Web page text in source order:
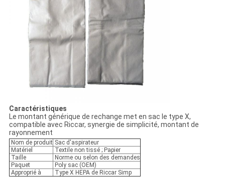
Caractéristiques
Le montant générique de rechange met en sac le type X,
compatible avec Riccar, synergie de simplicité, montant de
rayonnement
Nom de produit Sac d'aspirateur
Matériel
Textile non tissé ; Papier
Taille
Norme ou selon des demandes
Paquet
Poly sac (OEM)
Approprié à
Type X HEPA de Riccar Simp